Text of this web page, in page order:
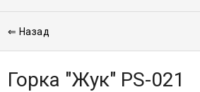
⇐ Назад
Горка "Жук" PS-021